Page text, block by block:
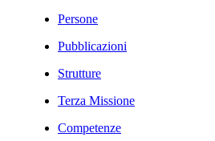
Persone
Pubblicazioni
Strutture
Terza Missione
Competenze